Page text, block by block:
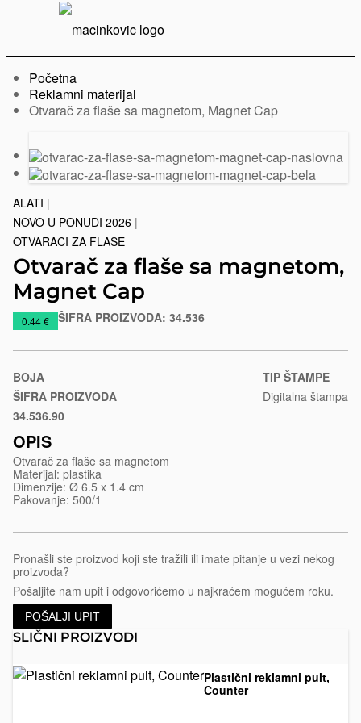
Početna
Reklamni materijal
Trenutno:
Otvarač za flaše sa magnetom, Magnet Cap
Prethodni
slajd
Sledeći
slajd
ALATI |
NOVO U PONUDI 2026 |
OTVARAČI ZA FLAŠE
Otvarač za flaše sa magnetom,
Magnet Cap
https://www.macinkovic.rs/reklamni-
flase-
sa-
magnetom-
magnet-
cap
0.44 € ŠIFRA PROIZVODA: 34.536
BOJA
ŠIFRA PROIZVODA
Bela
34.536.90
TIP ŠTAMPE
Digitalna štampa
OPIS
Otvarač za flaše sa magnetom
Materijal: plastika
Dimenzije: Ø 6.5 x 1.4 cm
Pakovanje: 500/1
Pronašli ste proizvod koji ste tražili ili imate pitanje u vezi nekog
proizvoda?
Pošaljite nam upit i odgovorićemo u najkraćem mogućem roku.
POŠALJI UPIT
SLIČNI PROIZVODI
Plastični reklamni pult,
Counter